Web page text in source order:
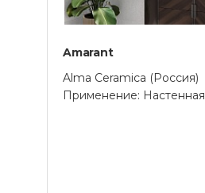
Amarant
Alma Ceramica (Россия)
Применение: Настенная